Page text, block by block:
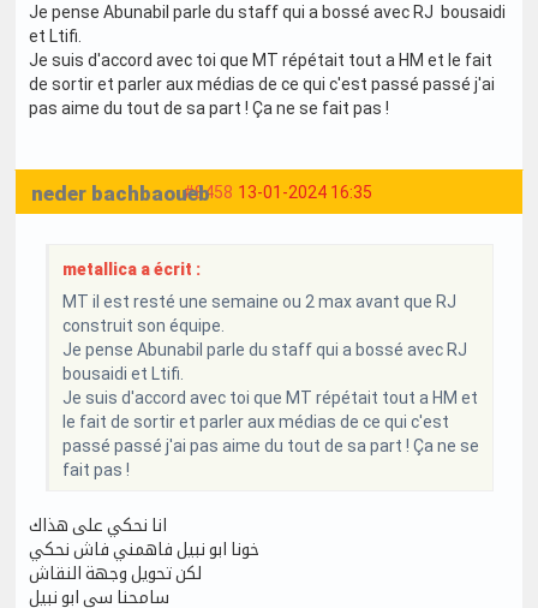
Je pense Abunabil parle du staff qui a bossé avec RJ bousaidi
et Ltifi.
Je suis d'accord avec toi que MT répétait tout a HM et le fait
de sortir et parler aux médias de ce qui c'est passé passé j'ai
pas aime du tout de sa part ! Ça ne se fait pas !
#8458 13-01-2024 16:35
neder bachbaoueb
metallica a écrit :
MT il est resté une semaine ou 2 max avant que RJ
construit son équipe.
Je pense Abunabil parle du staff qui a bossé avec RJ
bousaidi et Ltifi.
Je suis d'accord avec toi que MT répétait tout a HM et
le fait de sortir et parler aux médias de ce qui c'est
passé passé j'ai pas aime du tout de sa part ! Ça ne se
fait pas !
انا نحكي على هذاك
خونا ابو نبيل فاهمني فاش نحكي
لكن تحويل وجهة النقاش
سامحنا سي ابو نبيل